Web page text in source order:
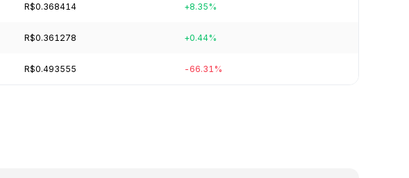
R$0.368414 +8.35%
R$0.361278 +0.44%
R$0.493555 -66.31%